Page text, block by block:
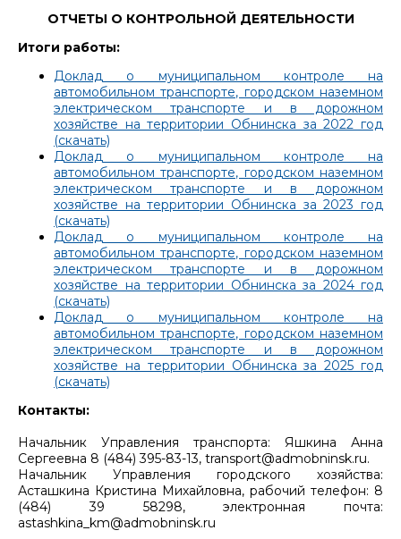
ОТЧЕТЫ О КОНТРОЛЬНОЙ ДЕЯТЕЛЬНОСТИ
Итоги работы:
Доклад о муниципальном контроле на
автомобильном транспорте, городском наземном
электрическом транспорте и в дорожном
хозяйстве на территории Обнинска за 2022 год
(скачать)
Доклад о муниципальном контроле на
автомобильном транспорте, городском наземном
электрическом транспорте и в дорожном
хозяйстве на территории Обнинска за 2023 год
(скачать)
Доклад о муниципальном контроле на
автомобильном транспорте, городском наземном
электрическом транспорте и в дорожном
хозяйстве на территории Обнинска за 2024 год
(скачать)
Доклад о муниципальном контроле на
автомобильном транспорте, городском наземном
электрическом транспорте и в дорожном
хозяйстве на территории Обнинска за 2025 год
(скачать)
Контакты:
Начальник Управления транспорта: Яшкина Анна
Сергеевна 8 (484) 395-83-13, transport@admobninsk.ru.
Начальник Управления городского хозяйства:
Асташкина Кристина Михайловна, рабочий телефон: 8
(484) 39 58298, электронная почта:
astashkina_km@admobninsk.ru